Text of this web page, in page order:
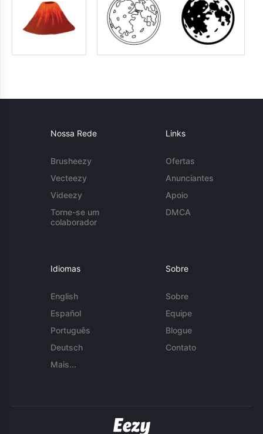
Nossa Rede
Brusheezy
Vecteezy
Videezy
Torne-se um
colaborador
Links
Ofertas
Anunciantes
Apoio
DMCA
Idiomas
English
Español
Português
Deutsch
Mais...
Sobre
Sobre
Equipe
Blogue
Contato